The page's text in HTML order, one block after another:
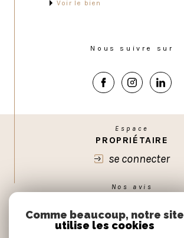
Voir le bien
Nous suivre sur
Espace
PROPRIÉTAIRE
se connecter
Nos avis
Comme beaucoup, notre site
utilise les cookies